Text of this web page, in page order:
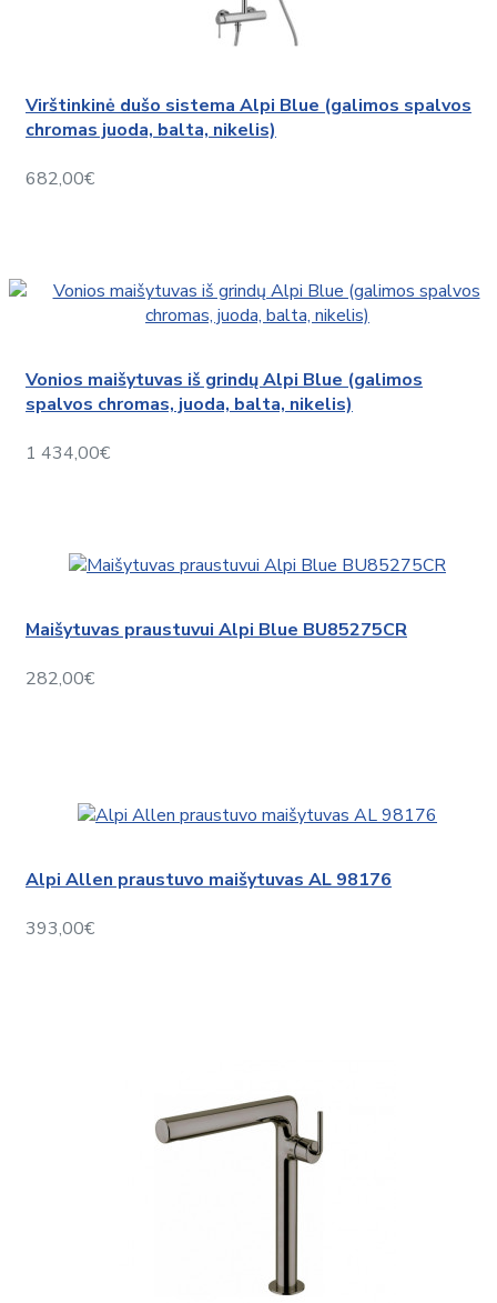
Virštinkinė dušo sistema Alpi Blue (galimos spalvos
chromas juoda, balta, nikelis)
682,00€
Vonios maišytuvas iš grindų Alpi Blue (galimos
spalvos chromas, juoda, balta, nikelis)
1 434,00€
Maišytuvas praustuvui Alpi Blue BU85275CR
282,00€
Alpi Allen praustuvo maišytuvas AL 98176
393,00€